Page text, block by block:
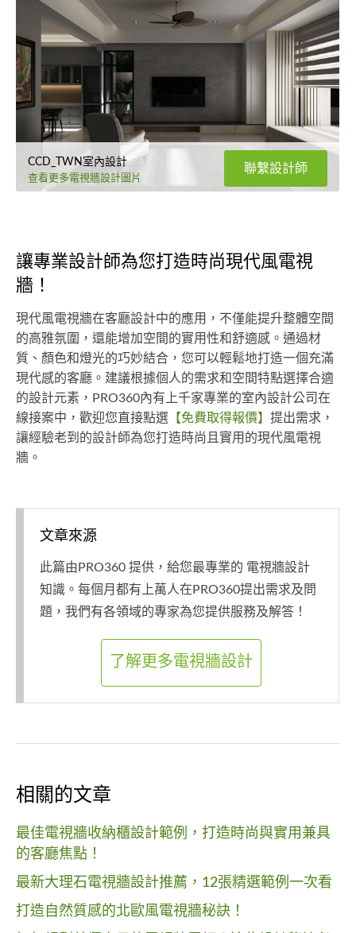
CCD_TWN室內設計
查看更多電視牆設計圖片
聯繫設計師
讓專業設計師為您打造時尚現代風電視
牆！
現代風電視牆在客廳設計中的應用，不僅能提升整體空間
的高雅氛圍，還能增加空間的實用性和舒適感。通過材
質、顏色和燈光的巧妙結合，您可以輕鬆地打造一個充滿
現代感的客廳。建議根據個人的需求和空間特點選擇合適
的設計元素，PRO360內有上千家專業的室內設計公司在
線接案中，歡迎您直接點選 【免費取得報價】 提出需求，
讓經驗老到的設計師為您打造時尚且實用的現代風電視
牆。
文章來源
此篇由PRO360 提供，給您最專業的 電視牆設計
知識。每個月都有上萬人在PRO360提出需求及問
題，我們有各領域的專家為您提供服務及解答！
了解更多電視牆設計
相關的文章
最佳電視牆收納櫃設計範例，打造時尚與實用兼具
的客廳焦點！
最新大理石電視牆設計推薦，12張精選範例一次看
打造自然質感的北歐風電視牆秘訣！